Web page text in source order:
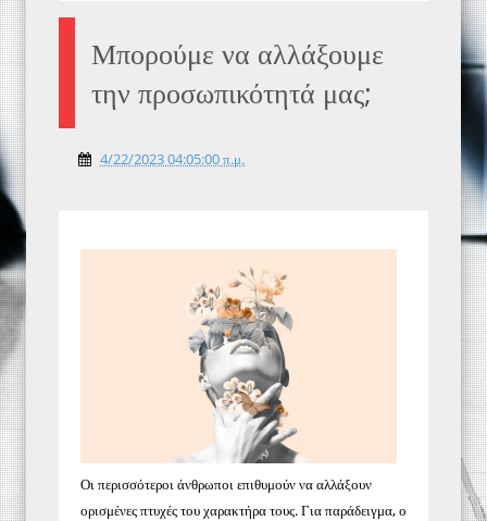
Μπορούμε να αλλάξουμε
την προσωπικότητά μας;
4/22/2023 04:05:00 π.μ.
Οι περισσότεροι άνθρωποι επιθυμούν να αλλάξουν
ορισμένες πτυχές του χαρακτήρα τους. Για παράδειγμα, ο